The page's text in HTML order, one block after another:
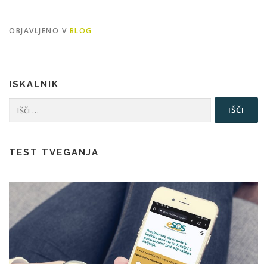
OBJAVLJENO V BLOG
ISKALNIK
Išči:
TEST TVEGANJA